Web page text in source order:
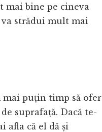
bine pe cineva
va strădui mult mai
mai puțin timp să ofer
suprafață. Dacă te-
afla că el dă și